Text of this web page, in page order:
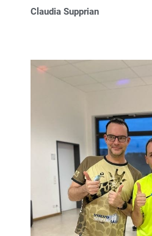
Claudia Supprian